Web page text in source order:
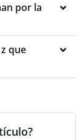
por la
que